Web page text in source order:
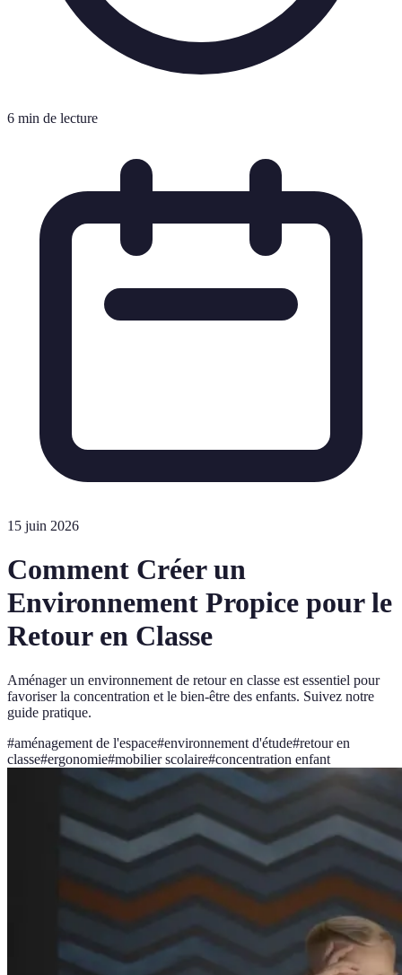
6 min de lecture
15 juin 2026
Comment Créer un
Environnement Propice pour le
Retour en Classe
Aménager un environnement de retour en classe est essentiel pour
favoriser la concentration et le bien-être des enfants. Suivez notre
guide pratique.
#aménagement de l'espace#environnement d'étude#retour en
classe#ergonomie#mobilier scolaire#concentration enfant